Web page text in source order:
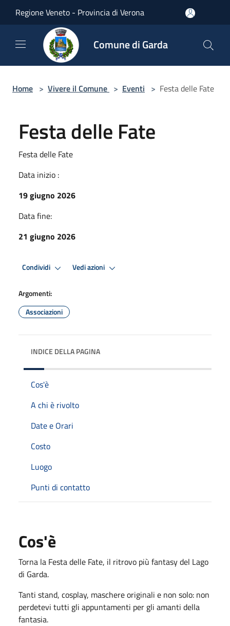
Regione Veneto - Provincia di Verona
Comune di Garda
Home > Vivere il Comune > Eventi > Festa delle Fate
Festa delle Fate
Festa delle Fate
Data inizio :
19 giugno 2026
Data fine:
21 giugno 2026
Condividi Vedi azioni
Argomenti:
Associazioni
INDICE DELLA PAGINA
Cos'è
A chi è rivolto
Date e Orari
Costo
Luogo
Punti di contatto
Cos'è
Torna la Festa delle Fate, il ritrovo più fantasy del Lago
di Garda.
Tanti stand, cosplay, maschere originali e non solo: non
perdetevi tutti gli appuntamenti per gli amanti della
fantasia.